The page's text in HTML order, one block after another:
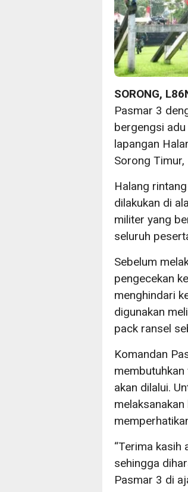
SORONG,
Pasmar 3
bergengsi
lapangan
Sorong
Halang
dilakukan di
militer yang
seluruh
Sebelum
pengecekan
menghindari
digunakan
pack ransel
Komandan
akan dilalui.
“Terima kasih
sehingga
Pasmar 3 di